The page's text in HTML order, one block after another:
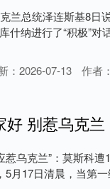
总统泽连斯基8日
什纳进行了“积极”
：2026-07-13
作者
惹乌克兰”：莫斯科
月17日清晨，当第